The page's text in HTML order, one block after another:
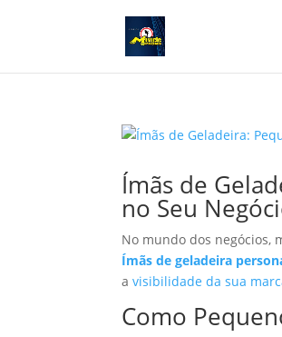
Ímãs de
no Seu
No mundo dos negócios,
Ímãs de geladeira
avisibilidade da sua
Como